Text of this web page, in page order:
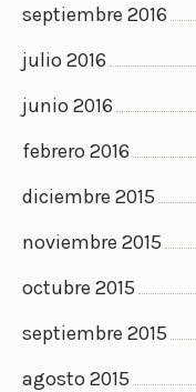
septiembre 2016
julio 2016
junio 2016
febrero 2016
diciembre 2015
noviembre 2015
octubre 2015
septiembre 2015
agosto 2015